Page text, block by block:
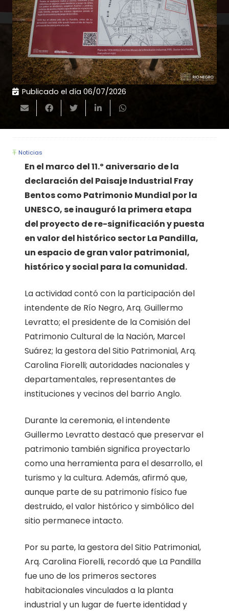
Publicado el día 06/07/2026
Noticias
En el marco del 11.º aniversario de la
declaración del Paisaje Industrial Fray
Bentos como Patrimonio Mundial por la
UNESCO, se inauguró la primera etapa
del proyecto de re-significación y puesta
en valor del histórico sector La Pandilla,
un espacio de gran valor patrimonial,
histórico y social para la comunidad.
La actividad contó con la participación del
intendente de Río Negro, Arq. Guillermo
Levratto; el presidente de la Comisión del
Patrimonio Cultural de la Nación, Marcel
Suárez; la gestora del Sitio Patrimonial, Arq.
Carolina Fiorelli; autoridades nacionales y
departamentales, representantes de
instituciones y vecinos del barrio Anglo.
Durante la ceremonia, el intendente
Guillermo Levratto destacó que preservar el
patrimonio también significa proyectarlo
como una herramienta para el desarrollo, el
turismo y la cultura. Además, afirmó que,
aunque parte de su patrimonio físico fue
destruido, el valor histórico y simbólico del
sitio permanece intacto.
Por su parte, la gestora del Sitio Patrimonial,
Arq. Carolina Fiorelli, recordó que La Pandilla
fue uno de los primeros sectores
habitacionales vinculados a la planta
industrial y un lugar de fuerte identidad y